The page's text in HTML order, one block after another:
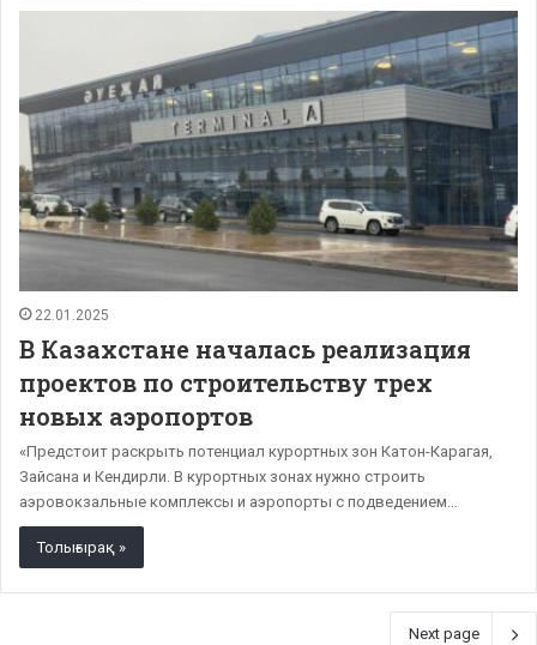
22.01.2025
В Казахстане началась реализация
проектов по строительству трех
новых аэропортов
«Предстоит раскрыть потенциал курортных зон Катон-Карагая,
Зайсана и Кендирли. В курортных зонах нужно строить
аэровокзальные комплексы и аэропорты с подведением…
Толығырақ »
Next page